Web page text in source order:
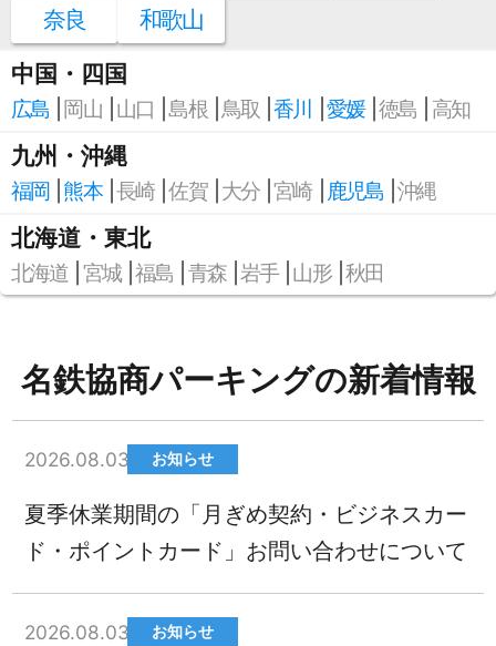
奈良
和歌山
中国・四国
広島 岡山 山口 島根 鳥取 香川 愛媛 徳島 高知
九州・沖縄
福岡 熊本 長崎 佐賀 大分 宮崎 鹿児島 沖縄
北海道・東北
北海道 宮城 福島 青森 岩手 山形 秋田
名鉄協商パーキングの新着情報
2026.08.03 お知らせ
夏季休業期間の「月ぎめ契約・ビジネスカー
ド・ポイントカード」お問い合わせについて
2026.08.03 お知らせ